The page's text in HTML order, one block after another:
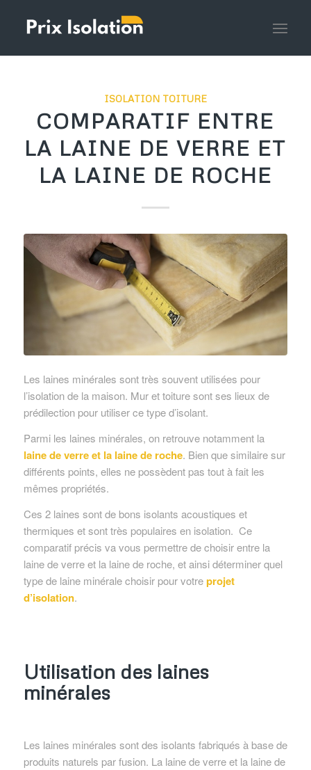
ISOLATION TOITURE
COMPARATIF ENTRE
LA LAINE DE VERRE ET
LA LAINE DE ROCHE
Les laines minérales sont très souvent utilisées pour
l’isolation de la maison. Mur et toiture sont ses lieux de
prédilection pour utiliser ce type d’isolant.
Parmi les laines minérales, on retrouve notamment la
laine de verre et la laine de roche. Bien que similaire sur
différents points, elles ne possèdent pas tout à fait les
mêmes propriétés.
Ces 2 laines sont de bons isolants acoustiques et
thermiques et sont très populaires en isolation. Ce
comparatif précis va vous permettre de choisir entre la
laine de verre et la laine de roche, et ainsi déterminer quel
type de laine minérale choisir pour votreprojet
d’isolation.
Utilisation des laines
minérales
Les laines minérales sont des isolants fabriqués à base de
produits naturels par fusion. La laine de verre et la laine de